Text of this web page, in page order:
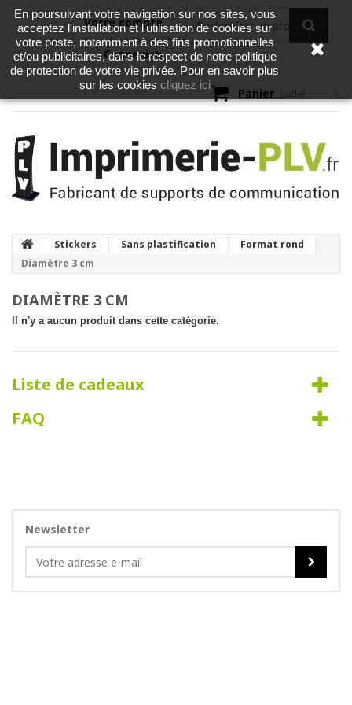
Votre compte
Connexion
Panier (vide)
Stickers Sans plastification
Format rond
Diamètre 3 cm
DIAMÈTRE 3 CM
Il n'y a aucun produit dans cette catégorie.
Liste de cadeaux
FAQ
Newsletter
En poursuivant votre navigation sur nos sites, vous
acceptez l'installation et l'utilisation de cookies sur
votre poste, notamment à des fins promotionnelles
et/ou publicitaires, dans le respect de notre politique
de protection de votre vie privée. Pour en savoir plus
sur les cookies cliquez ici